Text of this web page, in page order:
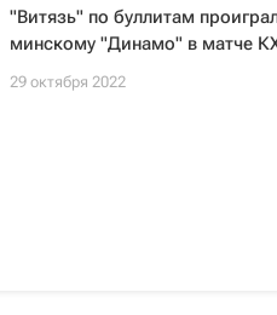
"Витязь" по буллитам
минскому "Динамо" в матче
29 октября 2022